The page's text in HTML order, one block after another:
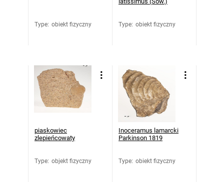
Type: obiekt fizyczny Type: obiekt fizyczny
piaskowiec
zlepieńcowaty
Type: objekt fizyczny
Inoceramus lamarcki
Parkinson 1819
Type: obiekt fizyczny